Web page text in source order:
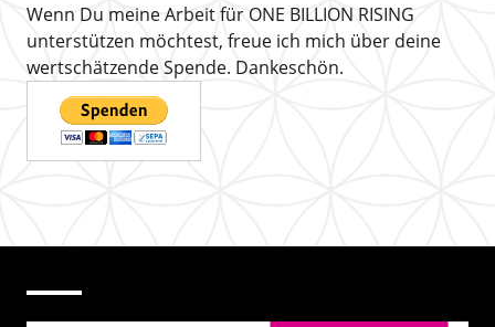
Wenn Du meine Arbeit für ONE BILLION RISING
unterstützen möchtest, freue ich mich über deine
wertschätzende Spende. Dankeschön.